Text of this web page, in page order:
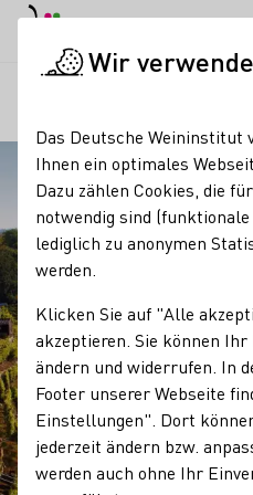
Wir
Das Deutsche Weininstitut
Ihnen ein optimales
Dazu zählen Cookies, die
notwendig sind
lediglich zu anonymen
werden.
Klicken Sie auf "Alle
akzeptieren. Sie können
ändern und widerrufen. In
Footer unserer Webseite
Einstellungen". Dort
jederzeit ändern bzw.
werden auch ohne Ihr